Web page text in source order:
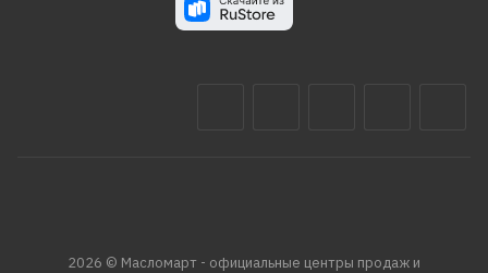
2026 © Масломарт - официальные центры продаж и